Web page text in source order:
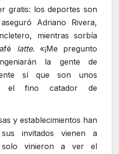
gratis: los deportes son
Adriano Rivera,
mientras sorbía
latte. «¡Me pregunto
la gente de
sí que son unos
el fino catador de
y establecimientos han
invitados vienen a
vinieron a ver el